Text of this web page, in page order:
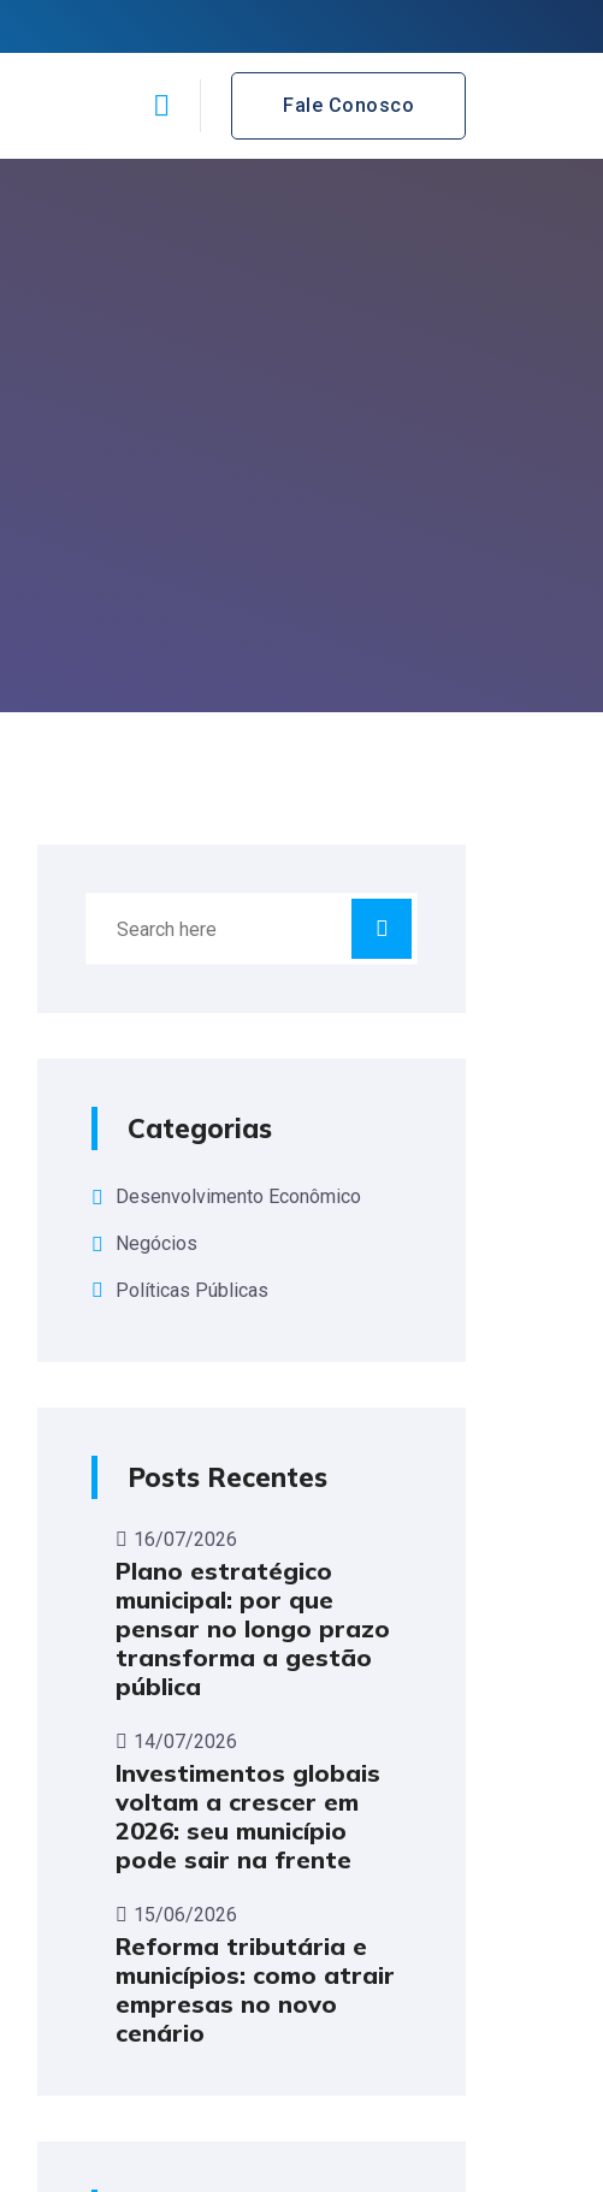
Fale Conosco
Categorias
Desenvolvimento Econômico
Negócios
Políticas Públicas
Posts Recentes
16/07/2026
Plano estratégico
municipal: por que
pensar no longo prazo
transforma a gestão
pública
14/07/2026
Investimentos globais
voltam a crescer em
2026: seu município
pode sair na frente
15/06/2026
Reforma tributária e
municípios: como atrair
empresas no novo
cenário